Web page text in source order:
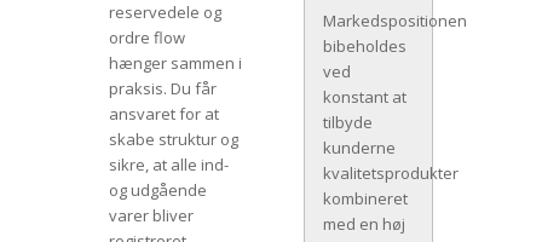
reservedele og
ordre flow
hænger sammen i
praksis. Du får
ansvaret for at
skabe struktur og
sikre, at alle ind-
og udgående
varer bliver
Markedspositionen
bibeholdes
ved
konstant at
tilbyde
kunderne
kvalitetsprodukter
kombineret
med en høj